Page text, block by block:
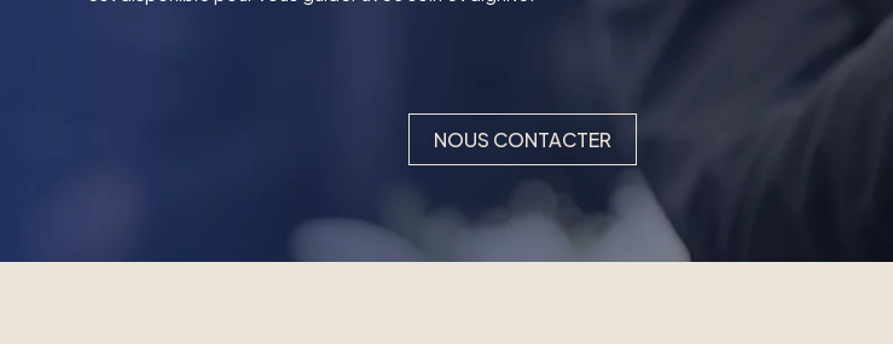
NOUS CONTACTER